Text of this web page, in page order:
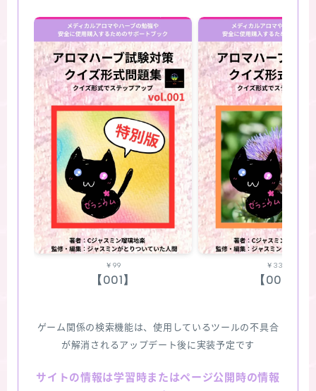
￥99
【001】
￥330
【002】
ゲーム関係の検索機能は、使用しているツールの不具合
が解消されるアップデート後に実装予定です
サイトの情報は学習時またはページ公開時の情報